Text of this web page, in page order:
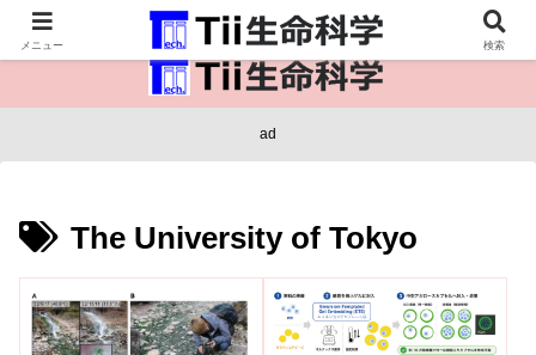
医療保健・生命・生物の情報インフラ。
ad
The University of Tokyo
メニュー 検索